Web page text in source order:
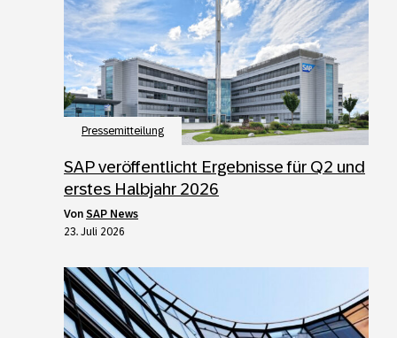
Pressemitteilung
SAP veröffentlicht Ergebnisse für Q2 und
erstes Halbjahr 2026
von SAP News
23. Juli 2026